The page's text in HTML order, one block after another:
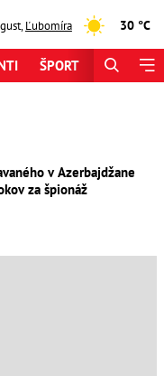
,Ľubomíra 30 °C
ŠPORT
v Azerbajdžane
za špionáž